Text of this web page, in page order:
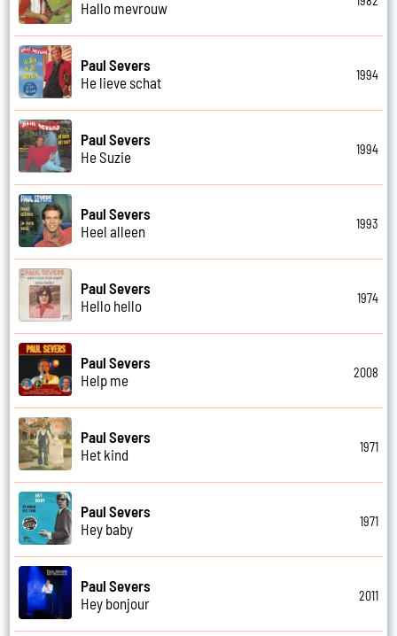
Hallo mevrouw
Paul Severs
He lieve schat
1994
Paul Severs
He Suzie
1994
Paul Severs
Heel alleen
1993
Paul Severs
Hello hello
1974
Paul Severs
Help me
2008
Paul Severs
Het kind
1971
Paul Severs
Hey baby
1971
Paul Severs
Hey bonjour
2011